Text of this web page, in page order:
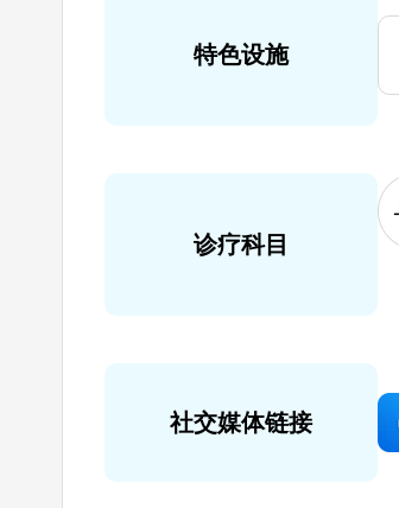
特色设施
诊疗科目
社交媒体链接